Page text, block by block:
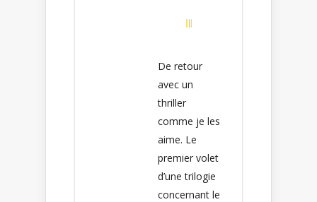
De retour
avec un
thriller
comme je les
aime. Le
premier volet
d’une trilogie
concernant le